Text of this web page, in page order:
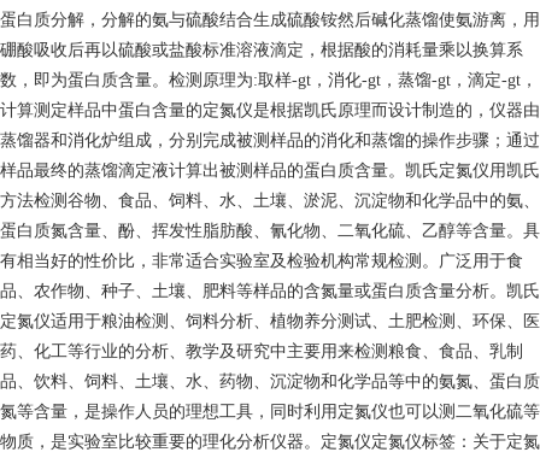
蛋白质分解，分解的氨与硫酸结合生成硫酸铵然后碱化蒸馏使氨游离，用
硼酸吸收后再以硫酸或盐酸标准溶液滴定，根据酸的消耗量乘以换算系
数，即为蛋白质含量。检测原理为:取样-gt，消化-gt，蒸馏-gt，滴定-gt，
计算测定样品中蛋白含量的定氮仪是根据凯氏原理而设计制造的，仪器由
蒸馏器和消化炉组成，分别完成被测样品的消化和蒸馏的操作步骤；通过
样品最终的蒸馏滴定液计算出被测样品的蛋白质含量。凯氏定氮仪用凯氏
方法检测谷物、食品、饲料、水、土壤、淤泥、沉淀物和化学品中的氨、
蛋白质氮含量、酚、挥发性脂肪酸、氰化物、二氧化硫、乙醇等含量。具
有相当好的性价比，非常适合实验室及检验机构常规检测。广泛用于食
品、农作物、种子、土壤、肥料等样品的含氮量或蛋白质含量分析。凯氏
定氮仪适用于粮油检测、饲料分析、植物养分测试、土肥检测、环保、医
药、化工等行业的分析、教学及研究中主要用来检测粮食、食品、乳制
品、饮料、饲料、土壤、水、药物、沉淀物和化学品等中的氨氮、蛋白质
氮等含量，是操作人员的理想工具，同时利用定氮仪也可以测二氧化硫等
物质，是实验室比较重要的理化分析仪器。定氮仪定氮仪标签：关于定氮